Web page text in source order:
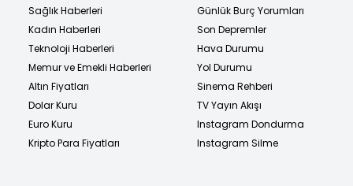
Sağlık Haberleri
Kadın Haberleri
Teknoloji Haberleri
Memur ve Emekli Haberleri
Altın Fiyatları
Dolar Kuru
Euro Kuru
Kripto Para Fiyatları
Günlük Burç Yorumları
Son Depremler
Hava Durumu
Yol Durumu
Sinema Rehberi
TV Yayın Akışı
Instagram Dondurma
Instagram Silme